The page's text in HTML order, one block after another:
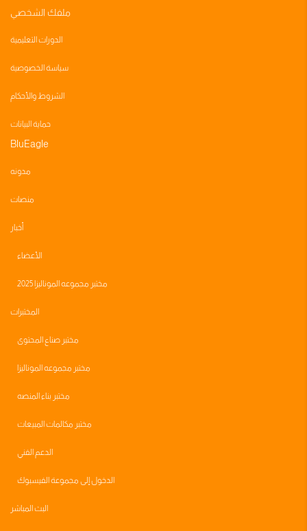
ملفك الشخصي
الدورات التعليمية
سياسة الخصوصية
الشروط والأحكام
حماية البيانات
BluEagle
مدونه
منصات
أخبار
الأعضاء
مختبر مجموعه الموناليزا 2025
المختبرات
مختبر صناع المحتوى
مختبر مجموعه الموناليزا
مختبر بناء المنصه
مختبر مكالمات المبيعات
الدعم الفني
الدخول إلى مجموعة الفيسبوك
البث المباشر